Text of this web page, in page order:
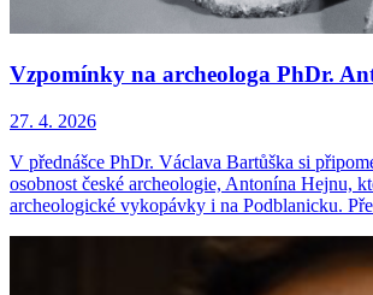
Vzpomínky na archeologa PhDr.
27. 4. 2026
V přednášce PhDr. Václava Bartůška si
osobnost české archeologie, Antonína Hejnu,
archeologické vykopávky i na Podblanicku.